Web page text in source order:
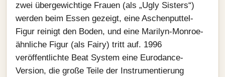
zwei übergewichtige Frauen (als „Ugly Sisters“)
werden beim Essen gezeigt, eine Aschenputtel-
Figur reinigt den Boden, und eine Marilyn-Monroe-
ähnliche Figur (als Fairy) tritt auf. 1996
veröffentlichte Beat System eine Eurodance-
Version, die große Teile der Instrumentierung